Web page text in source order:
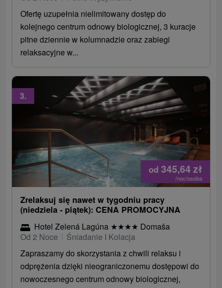
Ofertę uzupełnia nielimitowany dostęp do
kolejnego centrum odnowy biologicznej, 3 kuracje
pitne dziennie w kolumnadzie oraz zabiegi
relaksacyjne w...
od 345,64 zł
/noc/osoba
3.
Zrelaksuj się nawet w tygodniu pracy
(niedziela - piątek): CENA PROMOCYJNA
Hotel Zelená Lagúna ★★★★ Domaša
Od 2 Noce
Śniadanie I Kolacja
Zapraszamy do skorzystania z chwili relaksu i
odprężenia dzięki nieograniczonemu dostępowi do
nowoczesnego centrum odnowy biologicznej,